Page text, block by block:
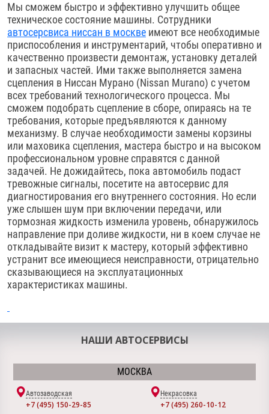
Мы сможем быстро и эффективно улучшить общее
техническое состояние машины. Сотрудники
автосерсвиса ниссан в москве имеют все необходимые
приспособления и инструментарий, чтобы оперативно и
качественно произвести демонтаж, установку деталей
и запасных частей. Ими также выполняется замена
сцепления в Ниссан Мурано (Nissan Murano) с учетом
всех требований технологического процесса. Мы
сможем подобрать сцепление в сборе, опираясь на те
требования, которые предъявляются к данному
механизму. В случае необходимости замены корзины
или маховика сцепления, мастера быстро и на высоком
профессиональном уровне справятся с данной
задачей. Не дожидайтесь, пока автомобиль подаст
тревожные сигналы, посетите на автосервис для
диагностирования его внутреннего состояния. Но если
уже слышен шум при включении передачи, или
тормозная жидкость изменила уровень, обнаружилось
направление при доливе жидкости, ни в коем случае не
откладывайте визит к мастеру, который эффективно
устранит все имеющиеся неисправности, отрицательно
сказывающиеся на эксплуатационных
характеристиках машины.
НАШИ АВТОСЕРВИСЫ
МОСКВА
Автозаводская
+7 (495) 150-29-85
Некрасовка
+7 (495) 260-10-12